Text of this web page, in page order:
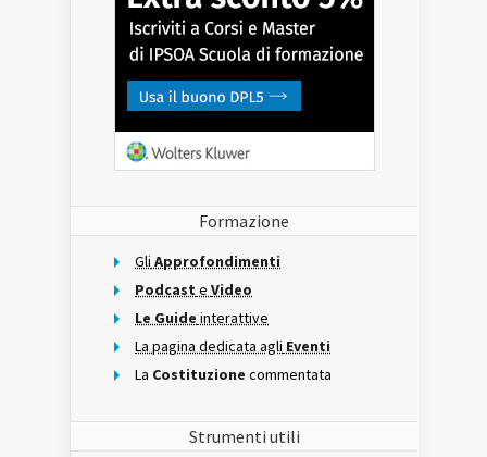
Formazione
Gli Approfondimenti
Podcast e Video
Le Guide interattive
La pagina dedicata agli Eventi
La Costituzione commentata
Strumenti utili